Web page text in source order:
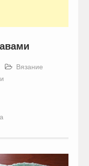
Вязание